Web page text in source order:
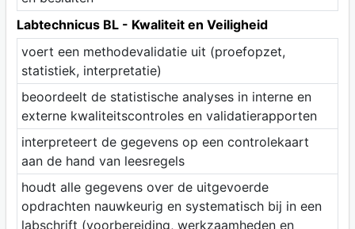
Labtechnicus BL - Kwaliteit en Veiligheid
voert een methodevalidatie uit (proefopzet,
statistiek, interpretatie)
beoordeelt de statistische analyses in interne en
externe kwaliteitscontroles en validatierapporten
interpreteert de gegevens op een controlekaart
aan de hand van leesregels
houdt alle gegevens over de uitgevoerde
opdrachten nauwkeurig en systematisch bij in een
labschrift (voorbereiding, werkzaamheden en